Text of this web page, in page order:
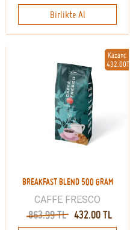
Birlikte Al
Kazanç
432.00TL
BREAKFAST BLEND 500 GRAM
CAFFE FRESCO
863.99 TL 432.00 TL